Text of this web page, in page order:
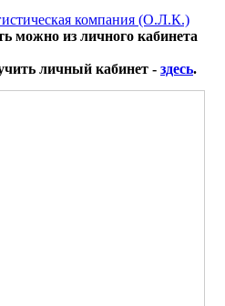
компания (О.Л.К.)
можно из личного кабинета
личный кабинет - здесь.